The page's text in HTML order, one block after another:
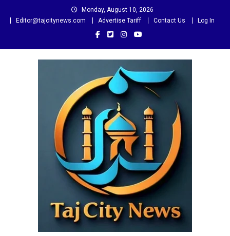
Monday, August 10, 2026
Editor@tajcitynews.com
Advertise Tariff Contact Us Log In